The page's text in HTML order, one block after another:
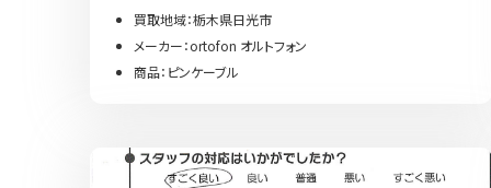
買取地域：栃木県日光市
メーカー：ortofon オルトフォン
商品：ピンケーブル